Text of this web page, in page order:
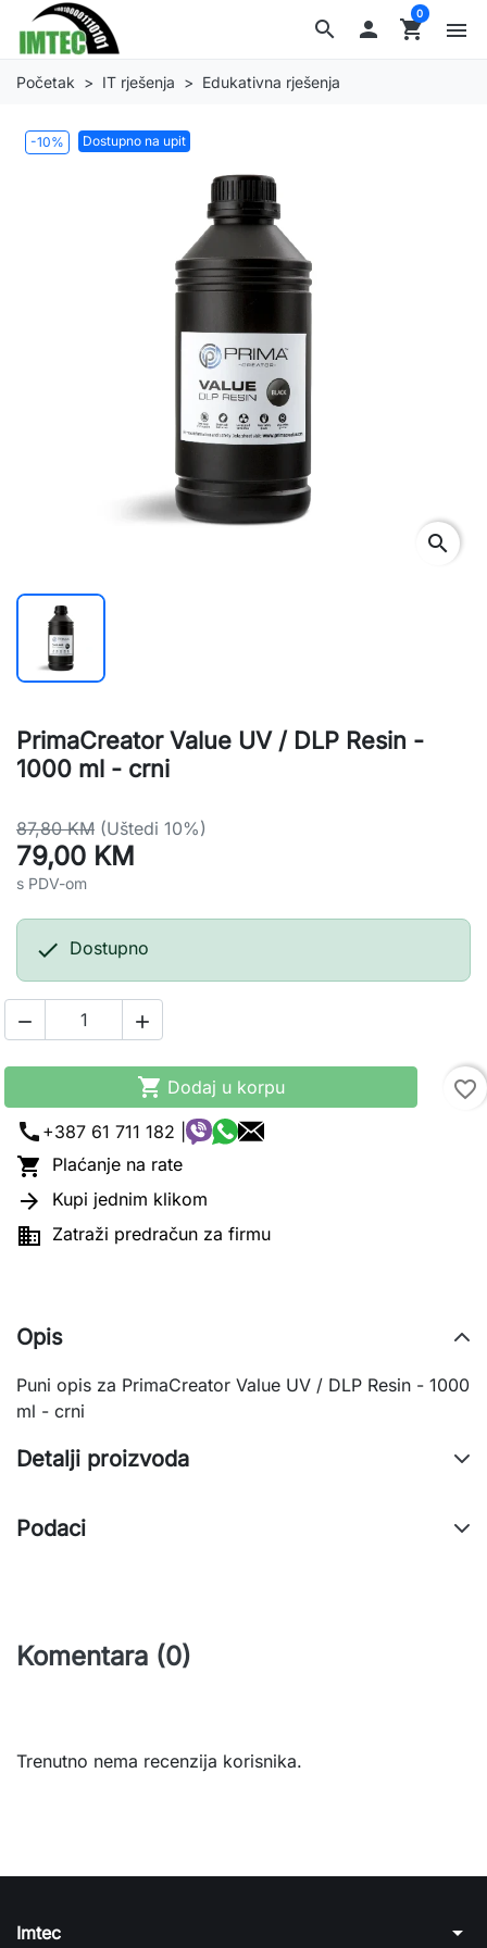
search  shopping_cart
0
menu
Početak IT rješenja Edukativna rješenja
-10% Dostupno na upit
search
PrimaCreator Value UV / DLP Resin -
1000 ml - crni
87,80 KM (Uštedi 10%)
79,00 KM
s PDV-om
 Dostupno
 
 Dodaj u korpu
favorite_border
call +387 61 711 182 |
 Plaćanje na rate
 Kupi jednim klikom
 Zatraži predračun za firmu
Opis
Puni opis za PrimaCreator Value UV / DLP Resin - 1000
ml - crni
Detalji proizvoda
Podaci
Komentara (0)
Trenutno nema recenzija korisnika.
Imtec arrow_drop_down